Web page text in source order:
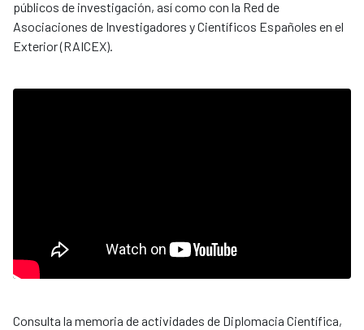
públicos de investigación, así como con la Red de
Asociaciones de Investigadores y Científicos Españoles en el
Exterior (RAICEX).
Consulta la memoria de actividades de Diplomacia Científica,